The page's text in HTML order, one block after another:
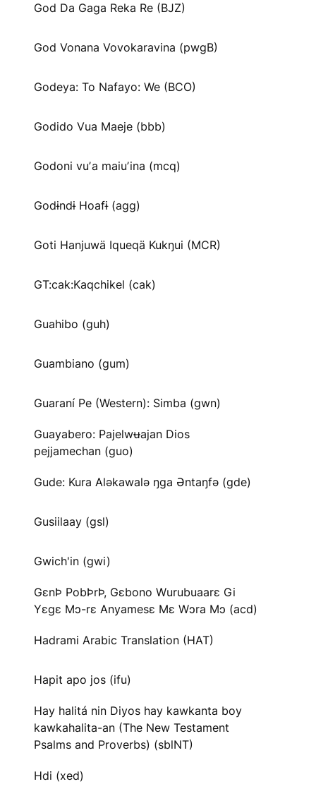
God Da Gaga Reka Re (BJZ)
God Vonana Vovokaravina (pwgB)
Godeya: To Nafayo: We (BCO)
Godido Vua Maeje (bbb)
Godoni vuʼa maiuʼina (mcq)
Godɨndɨ Hoafɨ (agg)
Goti Hanjuwä Iqueqä Kukŋui (MCR)
GT:cak:Kaqchikel (cak)
Guahibo (guh)
Guambiano (gum)
Guaraní Pe (Western): Simba (gwn)
Guayabero: Pajelwʉajan Dios
pejjamechan (guo)
Gude: Kura Aləkawalə ŋga Əntaŋfə (gde)
Gusiilaay (gsl)
Gwich'in (gwi)
GɛnÞ PobÞrÞ, Gɛbono Wurubuaarɛ Gi
Yɛgɛ Mɔ-rɛ Anyamesɛ Mɛ Wɔra Mɔ (acd)
Hadrami Arabic Translation (HAT)
Hapit apo jos (ifu)
Hay halitá nin Diyos hay kawkanta boy
kawkahalita-an (The New Testament
Psalms and Proverbs) (sblNT)
Hdi (xed)